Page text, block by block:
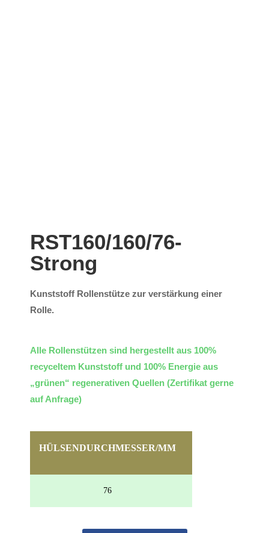
RST160/160/76-
Strong
Kunststoff Rollenstütze zur verstärkung einer
Rolle.
Alle Rollenstützen sind hergestellt aus 100%
recyceltem Kunststoff und 100% Energie aus
„grünen“ regenerativen Quellen (Zertifikat gerne
auf Anfrage)
HÜLSENDURCHMESSER/MM
76